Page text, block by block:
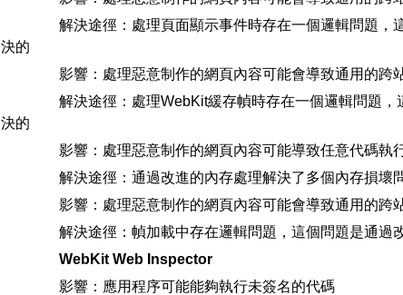
解決途徑：處理頁面顯示事件時存在一個邏輯問題，
決的
影響：處理惡意制作的網頁內容可能會導致通用的跨
解決途徑：處理WebKit緩存幀時存在一個邏輯問題，
決的
影響：處理惡意制作的網頁內容可能導致任意代碼執
解決途徑：通過改進的內存處理解決了多個內存損壞
影響：處理惡意制作的網頁內容可能會導致通用的跨
解決途徑：幀加載中存在邏輯問題，這個問題是通過
WebKit Web Inspector
影響：應用程序可能能夠執行未簽名的代碼